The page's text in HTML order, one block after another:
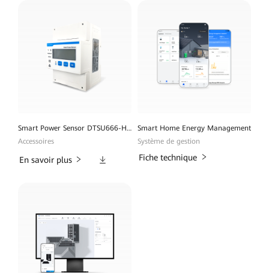
Smart Power Sensor DTSU666-H 100A
Accessoires
En savoir plus Téléchargements
Smart Home Energy Management
Système de gestion
Fiche technique